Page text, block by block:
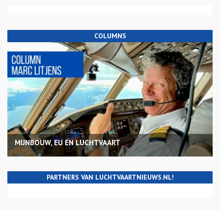
COLUMNS
MIJNBOUW, EU EN LUCHTVAART
PARTNERS VAN LUCHTVAARTNIEUWS.NL!